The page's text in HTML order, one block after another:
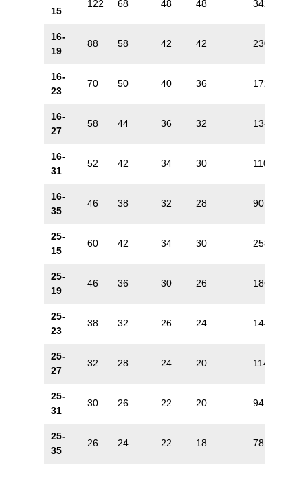
15
122 68 48 48 342
16-
19
88 58 42 42 230
16-
23
70 50 40 36 172
16-
27
58 44 36 32 134
16-
31
52 42 34 30 110
16-
35
46 38 32 28 90
25-
15
60 42 34 30 258
25-
19
46 36 30 26 186
25-
23
38 32 26 24 144
25-
27
32 28 24 20 114
25-
31
30 26 22 20 94
25-
35
26 24 22 18 78